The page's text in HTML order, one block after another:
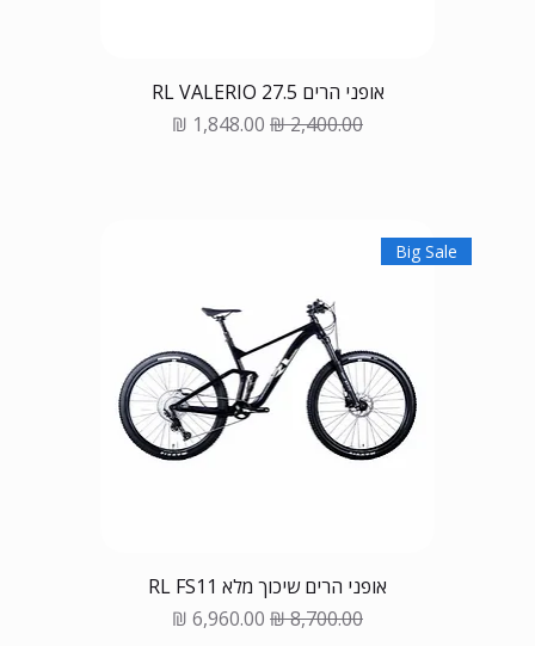
אופני הרים 27.5 RL VALERIO
Regular Price
Sale Price
Big Sale
אופני הרים שיכוך מלא RL FS11
Regular Price
Sale Price